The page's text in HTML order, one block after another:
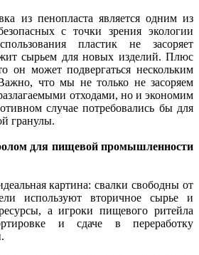
из пенопласта является одним из
с точки зрения экологии
пластик не засоряет
сырьем для новых изделий. Плюс
он может подвергаться нескольким
что мы не только не засоряем
отходами, но и экономим
случае потребовались бы для
гранулы.
для пищевой промышленности
картина: свалки свободны от
используют вторичное сырье и
а игроки пищевого ритейла
и сдаче в переработку